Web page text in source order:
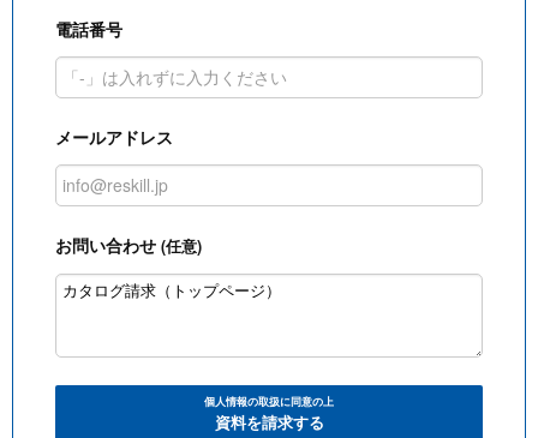
電話番号
メールアドレス
お問い合わせ (任意)
個人情報の取扱に同意の上
資料を請求する